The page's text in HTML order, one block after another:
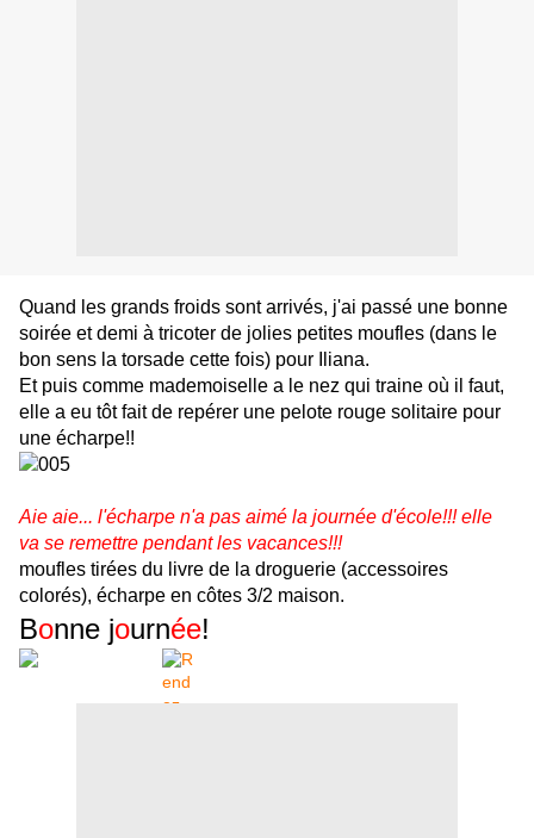
Quand les grands froids sont arrivés, j'ai passé une bonne
soirée et demi à tricoter de jolies petites moufles (dans le
bon sens la torsade cette fois) pour Iliana.
Et puis comme mademoiselle a le nez qui traine où il faut,
elle a eu tôt fait de repérer une pelote rouge solitaire pour
une écharpe!!
Aie aie... l'écharpe n'a pas aimé la journée d'école!!! elle
va se remettre pendant les vacances!!!
moufles tirées du livre de la droguerie (accessoires
colorés), écharpe en côtes 3/2 maison.
Bonne journée!